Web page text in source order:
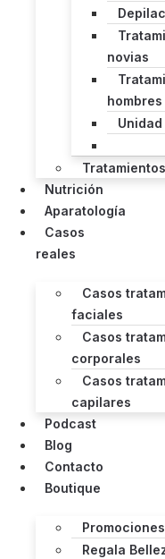
novias
hombres
Nutrición
Aparatología
Casos
reales
Casos
faciales
Casos
corporales
Casos
capilares
Podcast
Blog
Contacto
Boutique
Promociones
Regala